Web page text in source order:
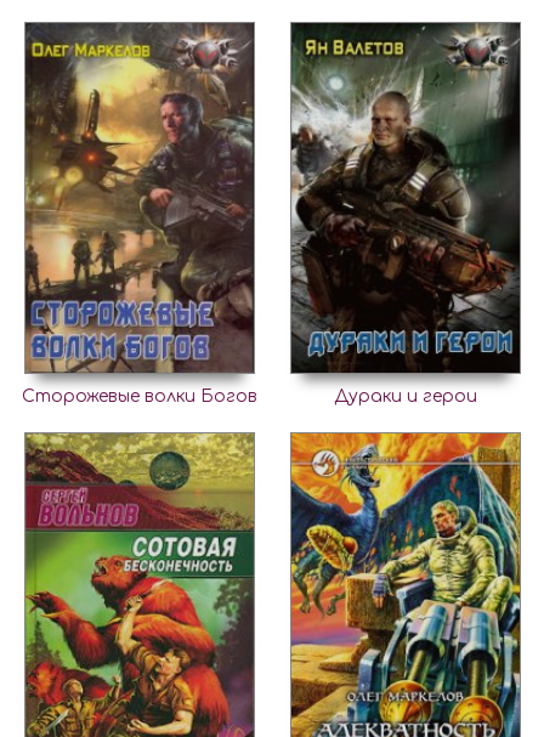
Сторожевые волки Богов Дураки и герои